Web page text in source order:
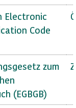
Electronic
Code
zum
(EGBGB)